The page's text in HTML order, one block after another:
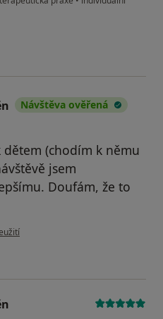
Návštěva ověřená
(chodím k němu
jsem
Doufám, že to
uživatele Váš účet byl odstraněn